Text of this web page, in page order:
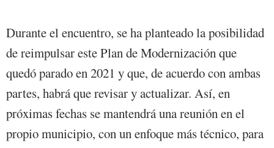
Durante el encuentro, se ha planteado la posibilidad
de reimpulsar este Plan de Modernización que
quedó parado en 2021 y que, de acuerdo con ambas
partes, habrá que revisar y actualizar. Así, en
próximas fechas se mantendrá una reunión en el
propio municipio, con un enfoque más técnico, para